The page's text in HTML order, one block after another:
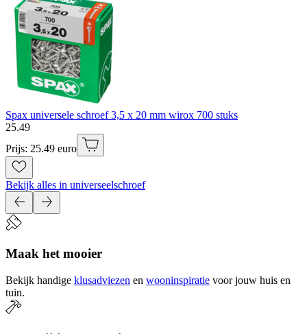
Spax universele schroef 3,5 x 20 mm wirox 700 stuks
25.49
Prijs: 25.49 euro
Bekijk alles in universeelschroef
Maak het mooier
Bekijk handige klusadviezen en wooninspiratie voor jouw huis en
tuin.